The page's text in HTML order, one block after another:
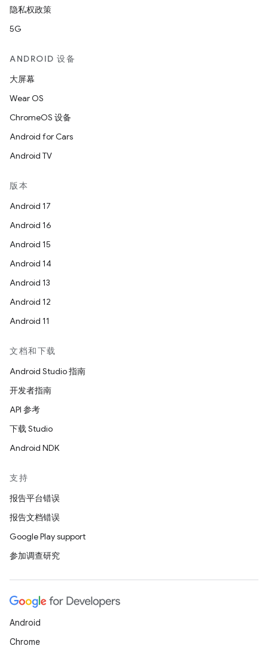
隐私权政策
5G
ANDROID 设备
大屏幕
Wear OS
ChromeOS 设备
Android for Cars
Android TV
版本
Android 17
Android 16
Android 15
Android 14
Android 13
Android 12
Android 11
文档和下载
Android Studio 指南
开发者指南
API 参考
下载 Studio
Android NDK
支持
报告平台错误
报告文档错误
Google Play support
参加调查研究
Android
Chrome